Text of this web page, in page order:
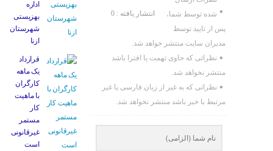
انتشار یافته : 0
شده توسط شما،
پس از تایید توسط
مدیران سایت منتشر خواهد شد.
نظراتی که حاوی تهمت یا افترا باشد
منتشر نخواهد شد.
نظراتی که به غیر از زبان فارسی یا غیر
مرتبط با خبر باشد منتشر نخواهد شد.
اداره
بهزیستی
شهرستان
ازنا
قرارداد
یک ماهه
کارگران
با ماهیت
کار
مستمر
غیرقانونی
است